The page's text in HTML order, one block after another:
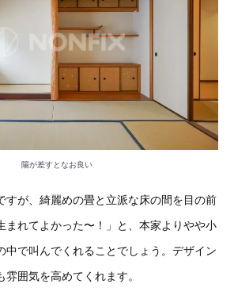
陽が差すとなお良い
すが、綺麗めの畳と立派な床の間を目の前
まれてよかった〜！」と、本家よりやや小
中で叫んでくれることでしょう。デザイン
囲気を高めてくれます。